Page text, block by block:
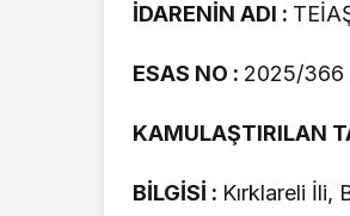
İDARENİN ADI :
ESAS NO : 2025/366
KAMULAŞTIRILAN
BİLGİSİ : Kırklareli İli,